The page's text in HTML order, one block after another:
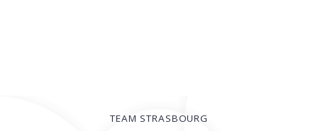
TEAM STRASBOURG